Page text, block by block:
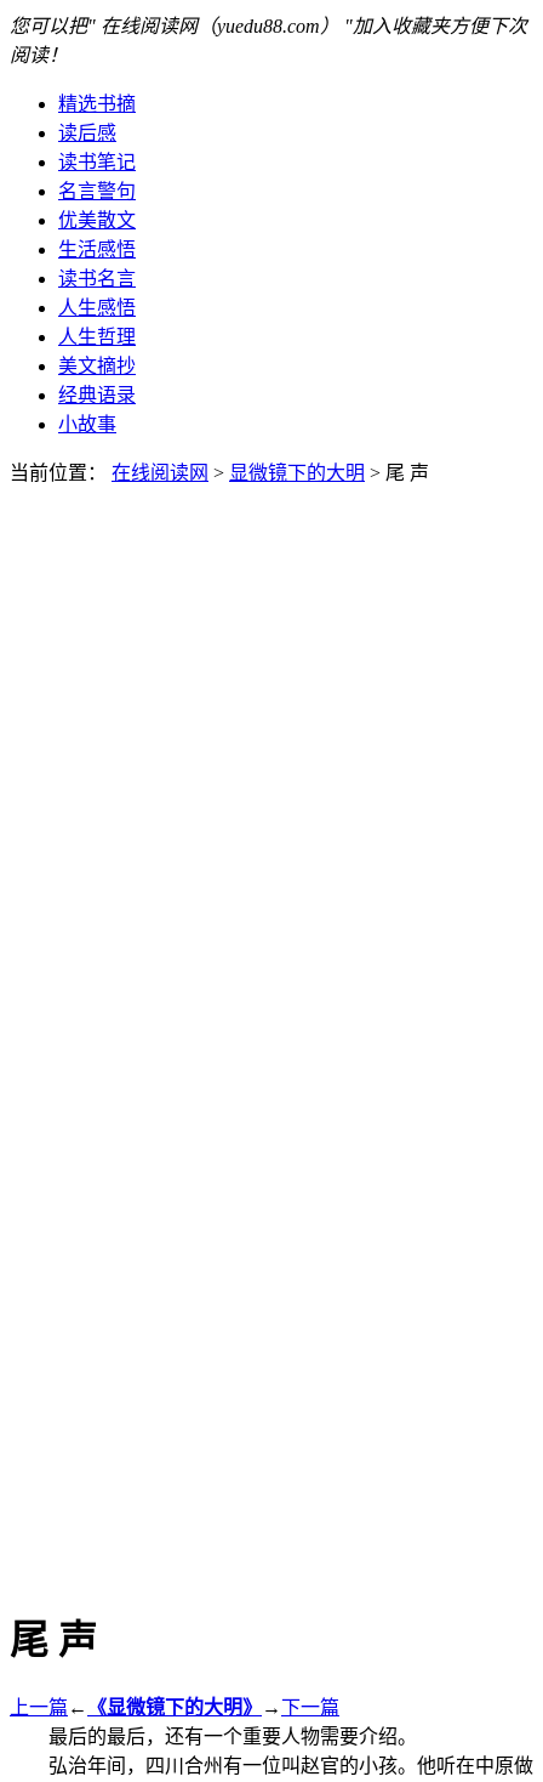
您可以把" 在线阅读网（yuedu88.com） "加入收藏夹方便下次
阅读！
精选书摘
读后感
读书笔记
名言警句
优美散文
生活感悟
读书名言
人生感悟
人生哲理
美文摘抄
经典语录
小故事
当前位置： 在线阅读网 > 显微镜下的大明 > 尾 声
尾 声
上一篇 ← 《显微镜下的大明》 →下一篇
最后的最后，还有一个重要人物需要介绍。
弘治年间，四川合州有一位叫赵官的小孩。他听在中原做